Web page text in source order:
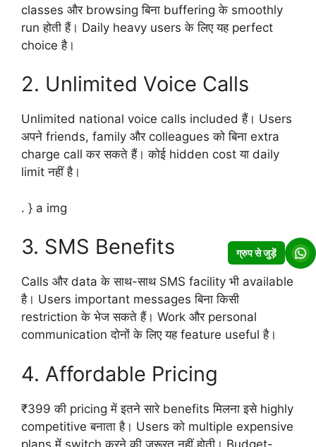
classes और browsing बिना buffering के smoothly
run होती हैं। Daily heavy users के लिए यह perfect
choice है।
2. Unlimited Voice Calls
Unlimited national voice calls included हैं। Users
अपने friends, family और colleagues को बिना extra
charge call कर सकते हैं। कोई hidden cost या daily
limit नहीं है।
. } a img
3. SMS Benefits
Calls और data के साथ-साथ SMS facility भी available
है। Users important messages बिना किसी
restriction के भेज सकते हैं। Work और personal
communication दोनों के लिए यह feature useful है।
4. Affordable Pricing
₹399 की pricing में इतने सारे benefits मिलना इसे highly
competitive बनाता है। Users को multiple expensive
plans में switch करने की जरूरत नहीं होती। Budget-
ग्रुप से जुड़ें